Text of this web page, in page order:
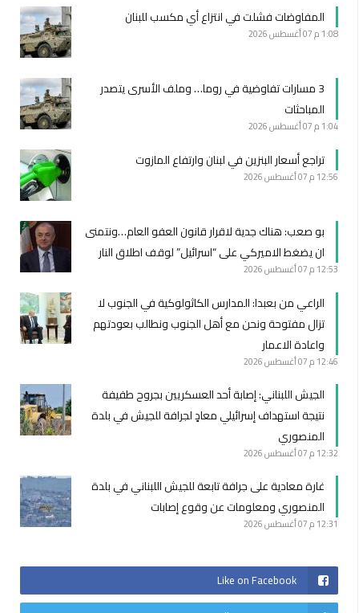
المفاوضات فشلت في انتزاع أي مكسب للبنان
1:08 م 07 أغسطس 2026
3 مسارات تفاوضية في روما… وملف الأسرى يتصدر
المباحثات
1:04 م 07 أغسطس 2026
تراجع أسعار البنزين في لبنان وارتفاع المازوت
12:56 م 07 أغسطس 2026
بو صعب: هناك جدية لاقرار قانون العفو العام…ونتمنى
ان يضغط الاميركي على “اسرائيل” لوقف اطلاق النار
12:53 م 07 أغسطس 2026
الراعي من بعبدا: المدارس الكاثولوكية في الجنوب لا
تزال مفتوحة ونحن مع أهل الجنوب ونطالب بعودتهم
واعادة الاعمار
12:46 م 07 أغسطس 2026
الجيش اللبناني: ‏إصابة أحد العسكريين بجروح طفيفة
نتيجة استهداف إسرائيلي معادٍ لجرافة للجيش في بلدة
المنصوري
12:32 م 07 أغسطس 2026
غارة معادية على جرافة تابعة للجيش اللبناني في بلدة
المنصوري ومعلومات عن وقوع إصابات
12:31 م 07 أغسطس 2026
Like on Facebook